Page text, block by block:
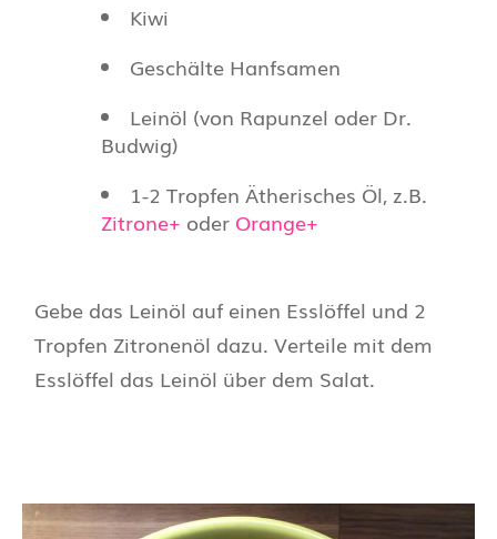
Kiwi
Geschälte Hanfsamen
Leinöl (von Rapunzel oder Dr.
Budwig)
1-2 Tropfen Ätherisches Öl, z.B.
Zitrone+ oder Orange+
Gebe das Leinöl auf einen Esslöffel und 2
Tropfen Zitronenöl dazu. Verteile mit dem
Esslöffel das Leinöl über dem Salat.